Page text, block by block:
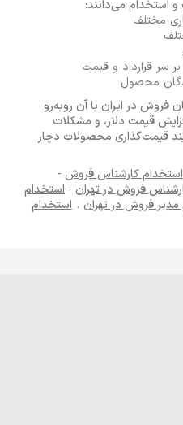
استخدام می‌دانند:
مختلف
سر قرارداد و قیمت
محصول
در ایران با آن روبه‌رو
قیمت دلار، و مشکلات
قیمت‌گذاری محصولات دچار
استخدام کارشناس فروش -
فروش در تهران - استخدام
مدیر فروش در تهران . استخدام